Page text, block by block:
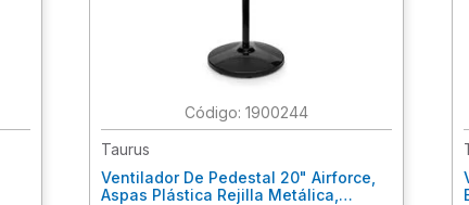
:1900244
Taurus
Ventilador De Pedestal 20" Airforce,
Aspas Plástica Rejilla Metálica,